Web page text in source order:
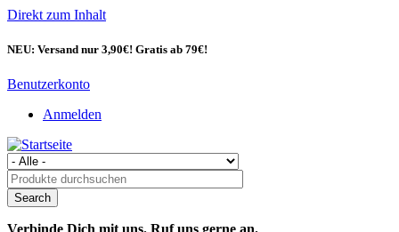
Direkt zum Inhalt
NEU: Versand nur 3,90€! Gratis ab 79€!
Benutzerkonto
Anmelden